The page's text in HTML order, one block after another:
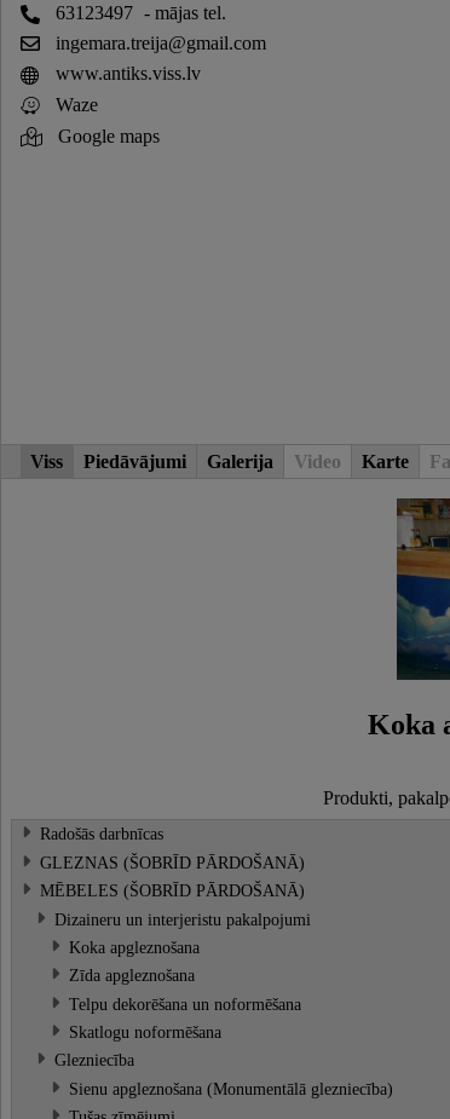
63123497 - mājas tel.
ingemara.treija@gmail.com
www.antiks.viss.lv
Waze
Google maps
Viss Piedāvājumi Galerija Video Karte
Koka
Produkti,
Radošās darbnīcas
GLEZNAS (ŠOBRĪD PĀRDOŠANĀ)
MĒBELES (ŠOBRĪD PĀRDOŠANĀ)
Dizaineru un interjeristu pakalpojumi
Koka apgleznošana
Zīda apgleznošana
Telpu dekorēšana un noformēšana
Skatlogu noformēšana
Glezniecība
Sienu apgleznošana (Monumentālā glezniecība)